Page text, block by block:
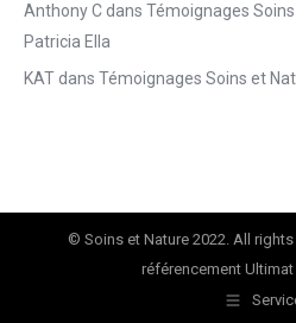
Anthony C dans Témoignages
Patricia Ella
KAT dans Témoignages Soins et
© Soins et Nature 2022. All
référencement